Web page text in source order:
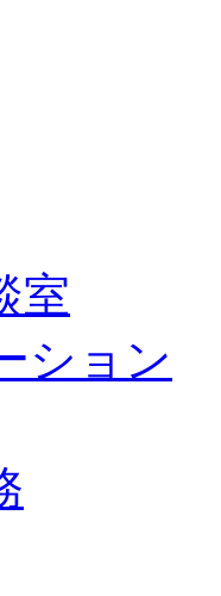
室
ション